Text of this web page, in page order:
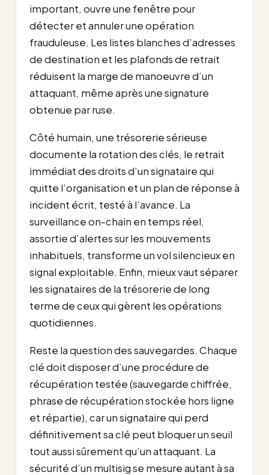
important, ouvre une fenêtre pour
détecter et annuler une opération
frauduleuse. Les listes blanches d’adresses
de destination et les plafonds de retrait
réduisent la marge de manoeuvre d’un
attaquant, même après une signature
obtenue par ruse.
Côté humain, une trésorerie sérieuse
documente la rotation des clés, le retrait
immédiat des droits d’un signataire qui
quitte l’organisation et un plan de réponse à
incident écrit, testé à l’avance. La
surveillance on-chain en temps réel,
assortie d’alertes sur les mouvements
inhabituels, transforme un vol silencieux en
signal exploitable. Enfin, mieux vaut séparer
les signataires de la trésorerie de long
terme de ceux qui gèrent les opérations
quotidiennes.
Reste la question des sauvegardes. Chaque
clé doit disposer d’une procédure de
récupération testée (sauvegarde chiffrée,
phrase de récupération stockée hors ligne
et répartie), car un signataire qui perd
définitivement sa clé peut bloquer un seuil
tout aussi sûrement qu’un attaquant. La
sécurité d’un multisig se mesure autant à sa